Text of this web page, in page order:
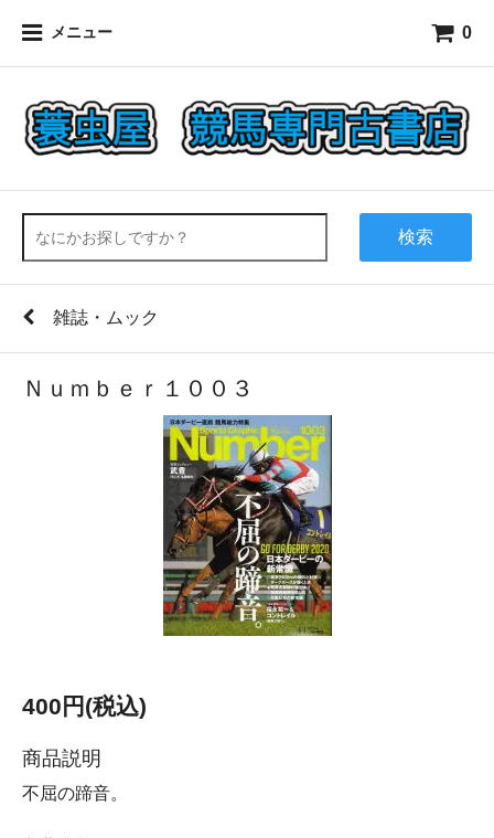
メニュー 0
検索
雑誌・ムック
Ｎｕｍｂｅｒ１００３
400円(税込)
商品説明
不屈の蹄音。